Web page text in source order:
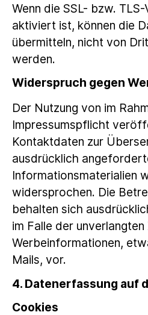
Wenn die SSL- bzw.
aktiviert ist, können die
übermitteln, nicht von
werden.
Widerspruch gegen
Der Nutzung von im
Impressumspflicht
Kontaktdaten zur
ausdrücklich
Informationsmaterialien
widersprochen. Die
behalten sich
im Falle der
Werbeinformationen,
Mails, vor.
4. Datenerfassung auf
Cookies